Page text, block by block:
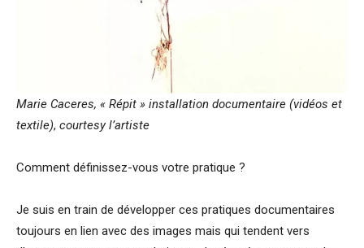
Marie Caceres, « Répit » installation documentaire (vidéos et
textile), courtesy l’artiste
Comment définissez-vous votre pratique ?
Je suis en train de développer ces pratiques documentaires
toujours en lien avec des images mais qui tendent vers